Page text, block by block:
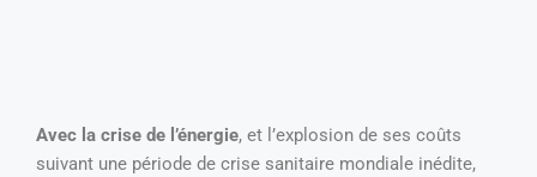
Avec la crise de l’énergie, et l’explosion de ses coûts
suivant une période de crise sanitaire mondiale inédite,